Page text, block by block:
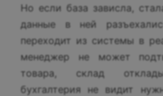
Но если база зависла,
данные в ней
переходит из системы в
менеджер не может
товара, склад
бухгалтерия не видит